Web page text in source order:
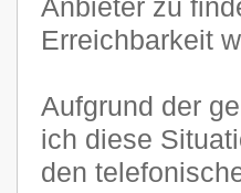
Anbieter zu
Erreichbarkeit
Aufgrund der
ich diese
den